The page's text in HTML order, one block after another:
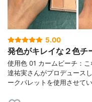
5.00
発色がキレイな２色チ
使用色 01 カームビーチ：
達祐実さんがプロデュース
ークパレットを使用させて